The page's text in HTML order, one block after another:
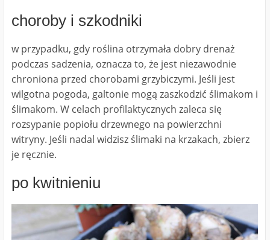
choroby i szkodniki
w przypadku, gdy roślina otrzymała dobry drenaż
podczas sadzenia, oznacza to, że jest niezawodnie
chroniona przed chorobami grzybiczymi. Jeśli jest
wilgotna pogoda, galtonie mogą zaszkodzić ślimakom i
ślimakom. W celach profilaktycznych zaleca się
rozsypanie popiołu drzewnego na powierzchni
witryny. Jeśli nadal widzisz ślimaki na krzakach, zbierz
je ręcznie.
po kwitnieniu